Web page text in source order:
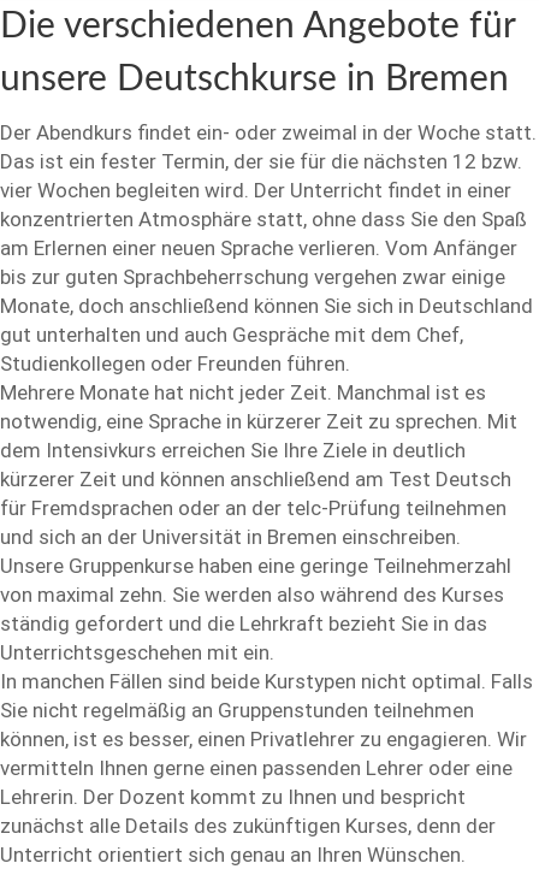
Die verschiedenen Angebote für
unsere Deutschkurse in Bremen
Der Abendkurs findet ein- oder zweimal in der Woche statt.
Das ist ein fester Termin, der sie für die nächsten 12 bzw.
vier Wochen begleiten wird. Der Unterricht findet in einer
konzentrierten Atmosphäre statt, ohne dass Sie den Spaß
am Erlernen einer neuen Sprache verlieren. Vom Anfänger
bis zur guten Sprachbeherrschung vergehen zwar einige
Monate, doch anschließend können Sie sich in Deutschland
gut unterhalten und auch Gespräche mit dem Chef,
Studienkollegen oder Freunden führen.
Mehrere Monate hat nicht jeder Zeit. Manchmal ist es
notwendig, eine Sprache in kürzerer Zeit zu sprechen. Mit
dem Intensivkurs erreichen Sie Ihre Ziele in deutlich
kürzerer Zeit und können anschließend am Test Deutsch
für Fremdsprachen oder an der telc-Prüfung teilnehmen
und sich an der Universität in Bremen einschreiben.
Unsere Gruppenkurse haben eine geringe Teilnehmerzahl
von maximal zehn. Sie werden also während des Kurses
ständig gefordert und die Lehrkraft bezieht Sie in das
Unterrichtsgeschehen mit ein.
In manchen Fällen sind beide Kurstypen nicht optimal. Falls
Sie nicht regelmäßig an Gruppenstunden teilnehmen
können, ist es besser, einen Privatlehrer zu engagieren. Wir
vermitteln Ihnen gerne einen passenden Lehrer oder eine
Lehrerin. Der Dozent kommt zu Ihnen und bespricht
zunächst alle Details des zukünftigen Kurses, denn der
Unterricht orientiert sich genau an Ihren Wünschen.